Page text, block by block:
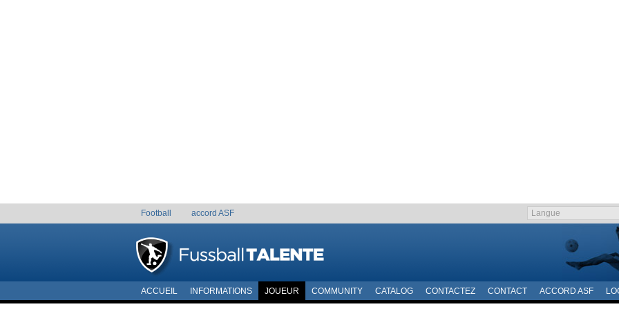
Football accord ASF
ACCUEIL INFORMATIONS JOUEUR COMMUNITY CATALOG CONTACTEZ CONTACT ACCORD ASF